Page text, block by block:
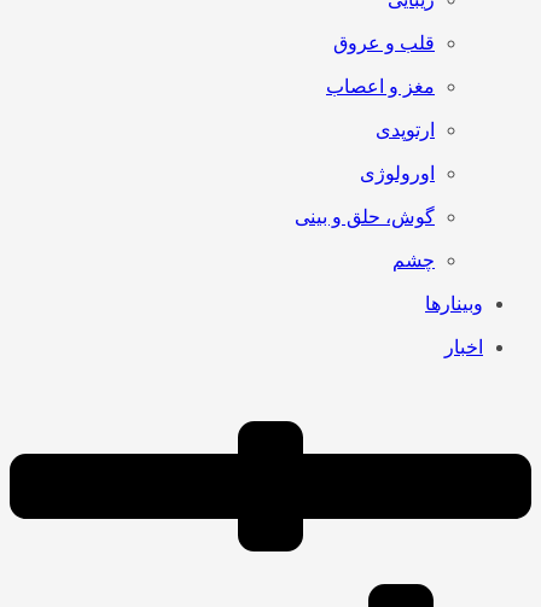
قلب و عروق
مغز و اعصاب
ارتوپدی
اورولوژی
گوش، حلق و بینی
چشم
وبینارها
اخبار